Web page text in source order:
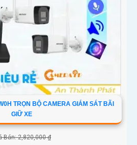
TRỌN BỘ CAMERA GIÁM SÁT BÃI
GIỮ XE
Bán: 2,820,000 ₫